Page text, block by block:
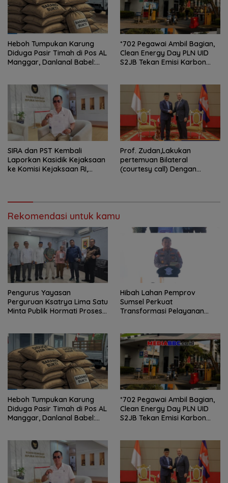
Heboh Tumpukan Karung
Diduga Pasir Timah di Pos AL
Manggar, Danlanal Babel:
*702 Pegawai Ambil Bagian,
Clean Energy Day PLN UID
S2JB Tekan Emisi Karbon
SIRA dan PST Kembali
Laporkan Kasidik Kejaksaan
ke Komisi Kejaksaan RI,
Lemutu
Prof. Zudan,Lakukan
pertemuan Bilateral
(courtesy call) Dengan
Kolaborasi ASN ASEAN
Rekomendasi untuk kamu
Pengurus Yayasan
Perguruan Ksatrya Lima Satu
Minta Publik Hormati Proses
Hibah Lahan Pemprov
Sumsel Perkuat
Transformasi Pelayanan
Heboh Tumpukan Karung
Diduga Pasir Timah di Pos AL
Manggar, Danlanal Babel:
*702 Pegawai Ambil Bagian,
Clean Energy Day PLN UID
S2JB Tekan Emisi Karbon